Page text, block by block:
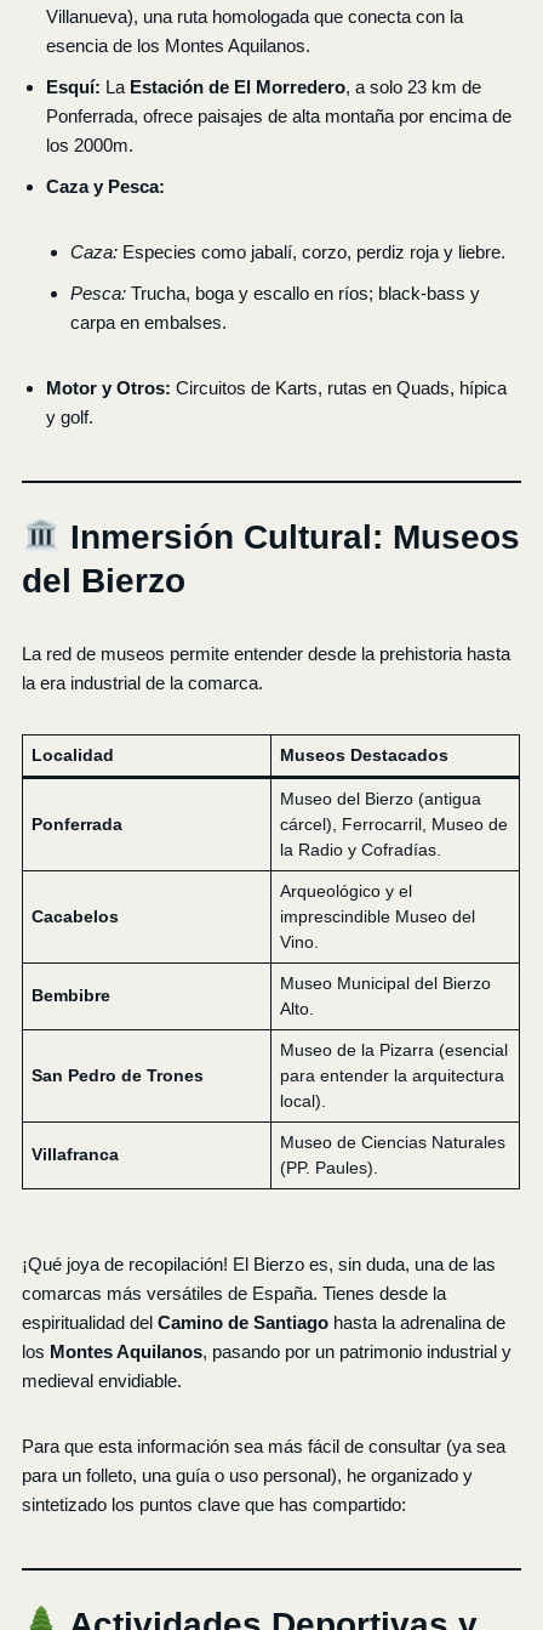
Villanueva), una ruta homologada que conecta con la
esencia de los Montes Aquilanos.
Esquí: La Estación de El Morredero, a solo 23 km de
Ponferrada, ofrece paisajes de alta montaña por encima de
los 2000m.
Caza y Pesca:
Caza: Especies como jabalí, corzo, perdiz roja y liebre.
Pesca: Trucha, boga y escallo en ríos; black-bass y
carpa en embalses.
Motor y Otros: Circuitos de Karts, rutas en Quads, hípica
y golf.
Inmersión Cultural: Museos
del Bierzo
La red de museos permite entender desde la prehistoria hasta
la era industrial de la comarca.
Localidad Museos Destacados
Ponferrada
Museo del Bierzo (antigua
cárcel), Ferrocarril, Museo de
la Radio y Cofradías.
Cacabelos
Arqueológico y el
imprescindible Museo del
Vino.
Bembibre
Museo Municipal del Bierzo
Alto.
San Pedro de Trones
Museo de la Pizarra (esencial
para entender la arquitectura
local).
Villafranca
Museo de Ciencias Naturales
(PP. Paules).
¡Qué joya de recopilación! El Bierzo es, sin duda, una de las
comarcas más versátiles de España. Tienes desde la
espiritualidad delCamino de Santiago hasta la adrenalina de
los Montes Aquilanos, pasando por un patrimonio industrial y
medieval envidiable.
Para que esta información sea más fácil de consultar (ya sea
para un folleto, una guía o uso personal), he organizado y
sintetizado los puntos clave que has compartido: